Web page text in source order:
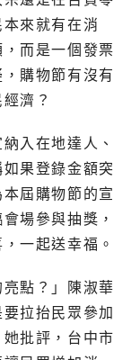
來就有在消
而是一個發票
購物節有沒有
濟？
入在地達人、
果登錄金額突
屆購物節的宣
場參與抽獎，
一起送幸福。
亮點？」陳淑華
拉抬民眾參加
批評，台中市